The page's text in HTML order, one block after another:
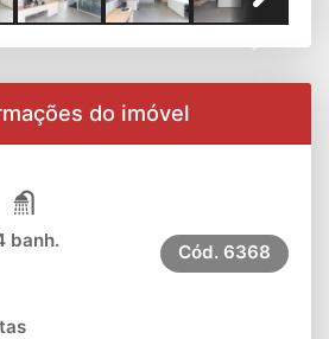
do imóvel
banh.
Cód. 6368